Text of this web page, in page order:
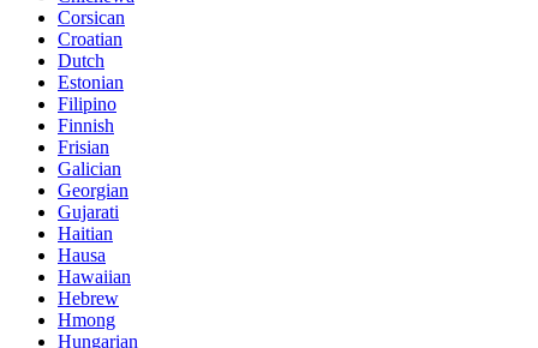
Corsican
Croatian
Dutch
Estonian
Filipino
Finnish
Frisian
Galician
Georgian
Gujarati
Haitian
Hausa
Hawaiian
Hebrew
Hmong
Hungarian